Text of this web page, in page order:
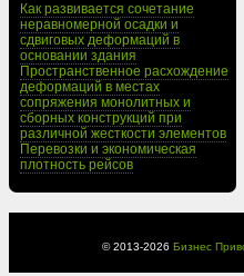
Как развивается сочетание
неравномерной осадки и
сдвиговых деформаций в
основании здания
Пространственное расхождение
деформаций в местах
сопряжения монолитных и
сборных конструкций при
различной жесткости элементов
Перевозки и экономическая
плотность рейсов
© 2013-2026 Бизнес